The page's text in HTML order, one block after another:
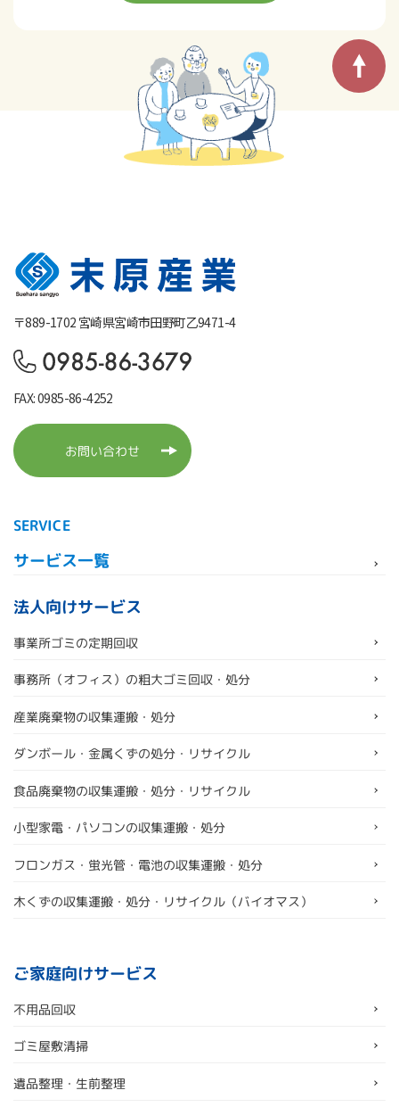
〒889-1702 宮崎県宮崎市田野町乙9471-4
FAX: 0985-86-4252
お問い合わせ
SERVICE
サービス一覧
法人向けサービス
事業所ゴミの定期回収
事務所（オフィス）の粗大ゴミ回収・処分
産業廃棄物の収集運搬・処分
ダンボール・金属くずの処分・リサイクル
食品廃棄物の収集運搬・処分・リサイクル
小型家電・パソコンの収集運搬・処分
フロンガス・蛍光管・電池の収集運搬・処分
木くずの収集運搬・処分・リサイクル（バイオマス）
ご家庭向けサービス
不用品回収
ゴミ屋敷清掃
遺品整理・生前整理